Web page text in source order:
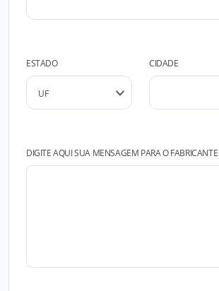
ESTADO CIDADE
DIGITE AQUI SUA MENSAGEM PARA O FABRICANTE